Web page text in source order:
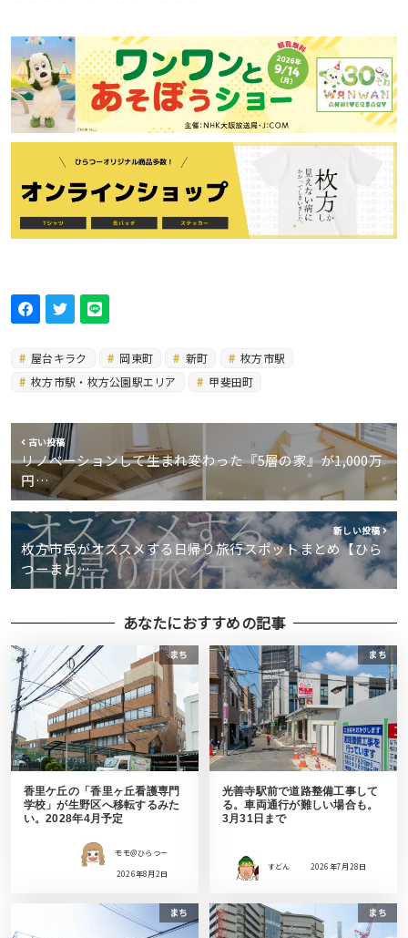
屋台キラク 岡東町 新町
枚方市駅
枚方市駅・枚方公園駅エリア
甲斐田町
古い投稿
リノベーションして生まれ変わった『5層の家』が1,000万
円…
新しい投稿
枚方市民がオススメする日帰り旅行スポットまとめ【ひら
つーまと…
あなたにおすすめの記事
まち
香里ケ丘の「香里ヶ丘看護専門
学校」が生野区へ移転するみた
い。2028年4月予定
モモ＠ひらつー
2026年8月2日
まち
光善寺駅前で道路整備工事して
る。車両通行が難しい場合も。
3月31日まで
すどん 2026年7月28日
まち まち